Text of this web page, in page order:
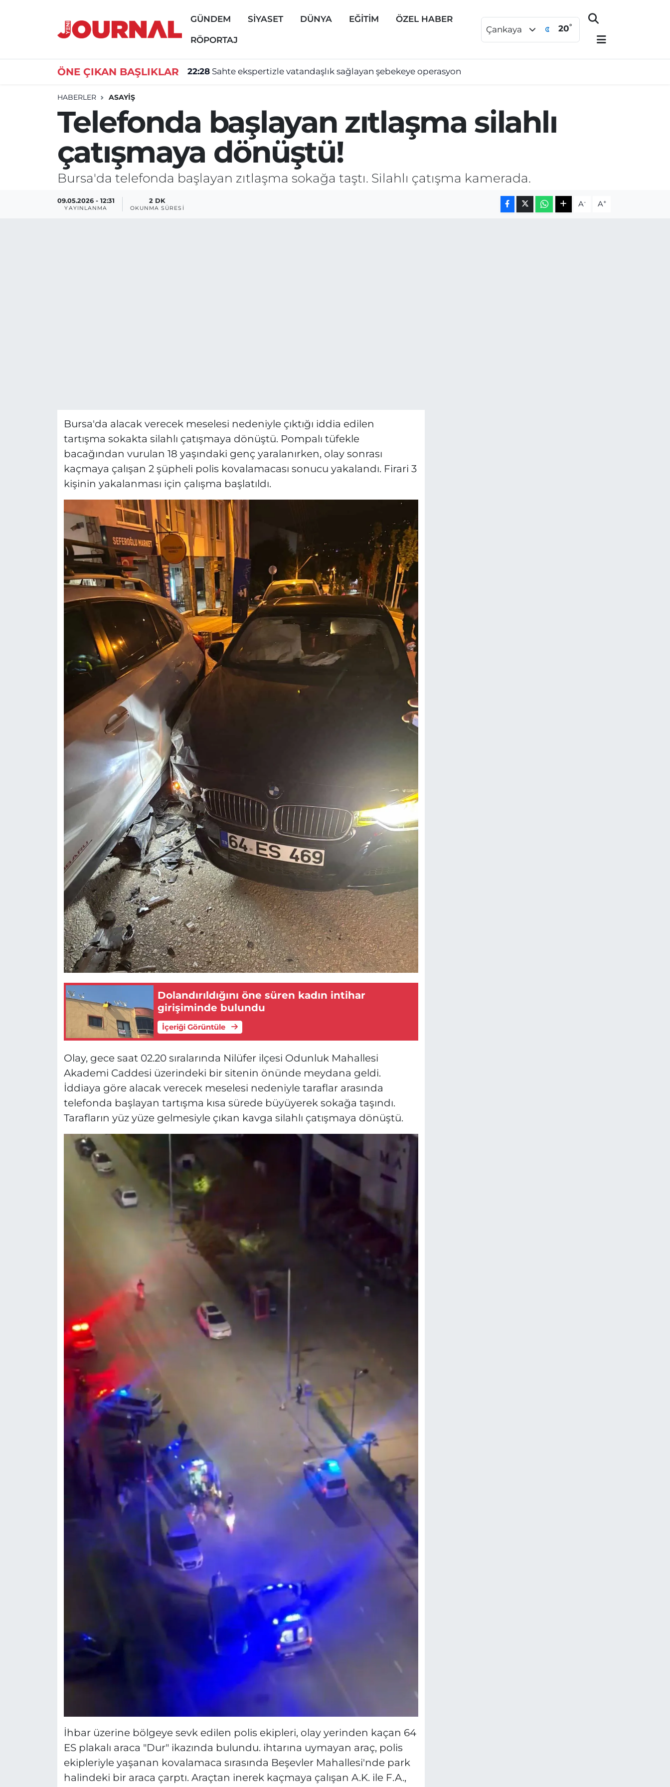
GÜNDEM SİYASET DÜNYA EĞİTİM ÖZEL HABER
RÖPORTAJ
Çankaya 20°
ÖNE ÇIKAN BAŞLIKLAR 22:28 Sahte ekspertizle vatandaşlık sağlayan şebekeye operasyon
HABERLER ASAYİŞ
Telefonda başlayan zıtlaşma silahlı
çatışmaya dönüştü!
Bursa'da telefonda başlayan zıtlaşma sokağa taştı. Silahlı çatışma kamerada.
09.05.2026 - 12:31
YAYINLANMA
2 DK
OKUNMA SÜRESI A- A+
Bursa'da alacak verecek meselesi nedeniyle çıktığı iddia edilen
tartışma sokakta silahlı çatışmaya dönüştü. Pompalı tüfekle
bacağından vurulan 18 yaşındaki genç yaralanırken, olay sonrası
kaçmaya çalışan 2 şüpheli polis kovalamacası sonucu yakalandı. Firari 3
kişinin yakalanması için çalışma başlatıldı.
Dolandırıldığını öne süren kadın intihar
girişiminde bulundu
İçeriği Görüntüle
Olay, gece saat 02.20 sıralarında Nilüfer ilçesi Odunluk Mahallesi
Akademi Caddesi üzerindeki bir sitenin önünde meydana geldi.
İddiaya göre alacak verecek meselesi nedeniyle taraflar arasında
telefonda başlayan tartışma kısa sürede büyüyerek sokağa taşındı.
Tarafların yüz yüze gelmesiyle çıkan kavga silahlı çatışmaya dönüştü.
İhbar üzerine bölgeye sevk edilen polis ekipleri, olay yerinden kaçan 64
ES plakalı araca "Dur" ikazında bulundu. ihtarına uymayan araç, polis
ekipleriyle yaşanan kovalamaca sırasında Beşevler Mahallesi'nde park
halindeki bir araca çarptı. Araçtan inerek kaçmaya çalışan A.K. ile F.A.,
GÜNDEM
DÜNYA
ÖZEL HABER
Nöbetçi Eczaneler
Süper Lig Puan Durumu ve Fikstür
Son Dakika Haberleri